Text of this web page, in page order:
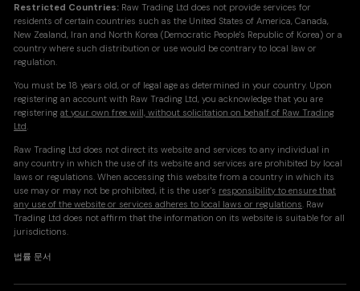
Restricted Countries: Raw Trading Ltd does not provide services for
residents of certain countries such as the United States of America, Canada,
New Zealand, Iran and North Korea (Democratic People's Republic of Korea) or a
country where such distribution or use would be contrary to local law or
regulation.
You must be 18 years old, or of legal age as determined in your country. Upon
registering an account with Raw Trading Ltd, you acknowledge that you are
registeringat your own free will, without solicitation on behalf of Raw Trading
Ltd.
Raw Trading Ltd does not direct its website and services to any individual in
any country in which the use of its website and services are prohibited by local
laws or regulations. When accessing this website from a country in which its
use may or may not be prohibited, it is the user's responsibility to ensure that
any use of the website or services adheres to local laws or regulations. Raw
Trading Ltd does not affirm that the information on its website is suitable for all
jurisdictions.
법률 문서